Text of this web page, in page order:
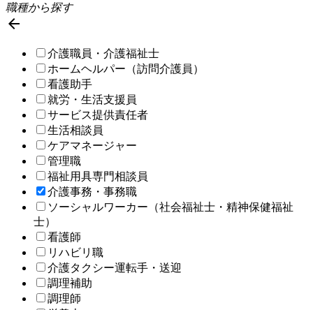
職種から探す

介護職員・介護福祉士
ホームヘルパー（訪問介護員）
看護助手
就労・生活支援員
サービス提供責任者
生活相談員
ケアマネージャー
管理職
福祉用具専門相談員
介護事務・事務職
ソーシャルワーカー（社会福祉士・精神保健福祉
士）
看護師
リハビリ職
介護タクシー運転手・送迎
調理補助
調理師